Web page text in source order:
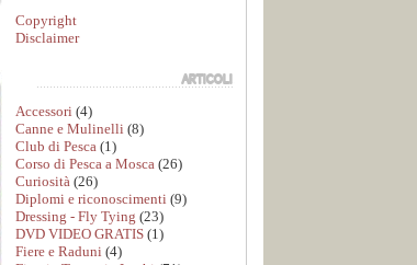
Copyright
Disclaimer
Accessori (4)
Canne e Mulinelli (8)
Club di Pesca (1)
Corso di Pesca a Mosca (26)
Curiosità (26)
Diplomi e riconoscimenti (9)
Dressing - Fly Tying (23)
DVD VIDEO GRATIS (1)
Fiere e Raduni (4)